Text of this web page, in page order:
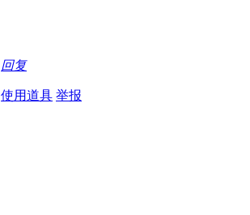
回复
使用道具 举报